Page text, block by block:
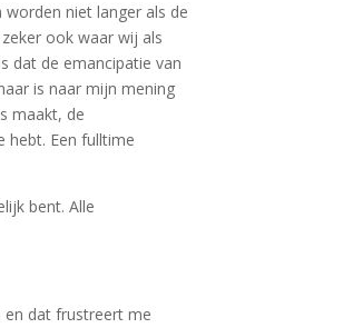
niet langer als de
ook waar wij als
dat de emancipatie van
is naar mijn mening
maakt, de
hebt. Een fulltime
bent. Alle
en dat frustreert me